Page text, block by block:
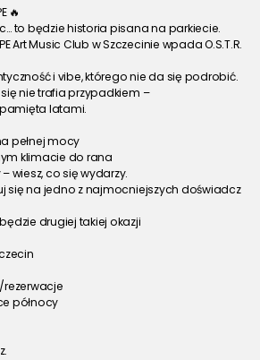
🔥
to będzie historia pisana na parkiecie.
Art Music Club w Szczecinie wpada O.S.T.R.
i vibe, którego nie da się podrobić.
nie trafia przypadkiem –
pamięta latami.
pełnej mocy
klimacie do rana
wiesz, co się wydarzy.
się na jedno z najmocniejszych doświadcz
będzie drugiej takiej okazji
północy